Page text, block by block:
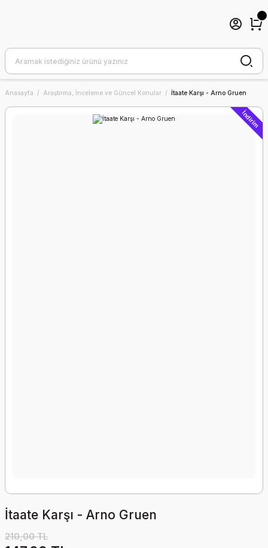
Anasayfa Araştırma, İnceleme ve Güncel Konular İtaate Karşı - Arno Gruen
İndirim
İtaate Karşı - Arno Gruen
210,00 TL